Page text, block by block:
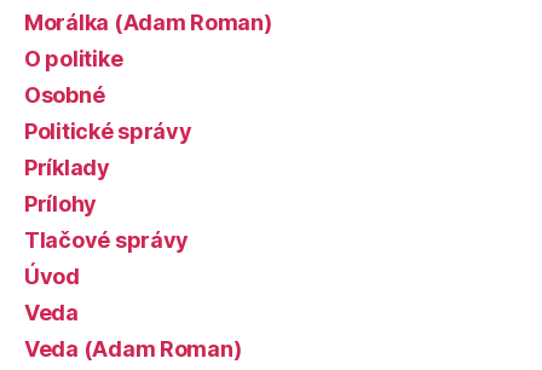
Morálka (Adam Roman)
O politike
Osobné
Politické správy
Príklady
Prílohy
Tlačové správy
Úvod
Veda
Veda (Adam Roman)